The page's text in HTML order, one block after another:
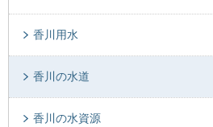
香川用水
香川の水道
香川の水資源